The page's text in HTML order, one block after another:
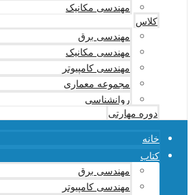
مهندسی مکانیک
کلاس
مهندسی برق
مهندسی مکانیک
مهندسی کامپیوتر
مجموعه معماری
روانشناسی
دوره مهارتی
خانه
کتاب
مهندسی برق
مهندسی کامپیوتر